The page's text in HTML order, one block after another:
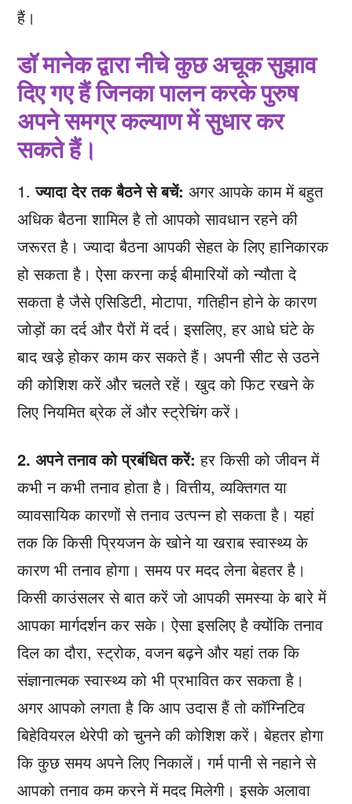
हैं।
डॉ मानेक द्वारा नीचे कुछ अचूक सुझाव
दिए गए हैं जिनका पालन करके पुरुष
अपने समग्र कल्याण में सुधार कर
सकते हैं।
1.ज्यादा देर तक बैठने से बचें: अगर आपके काम में बहुत
अधिक बैठना शामिल है तो आपको सावधान रहने की
जरूरत है। ज्यादा बैठना आपकी सेहत के लिए हानिकारक
हो सकता है। ऐसा करना कई बीमारियों को न्यौता दे
सकता है जैसे एसिडिटी, मोटापा, गतिहीन होने के कारण
जोड़ों का दर्द और पैरों में दर्द। इसलिए, हर आधे घंटे के
बाद खड़े होकर काम कर सकते हैं। अपनी सीट से उठने
की कोशिश करें और चलते रहें। खुद को फिट रखने के
लिए नियमित ब्रेक लें और स्ट्रेचिंग करें।
2. अपने तनाव को प्रबंधित करें: हर किसी को जीवन में
कभी न कभी तनाव होता है। वित्तीय, व्यक्तिगत या
व्यावसायिक कारणों से तनाव उत्पन्न हो सकता है। यहां
तक ​​कि किसी प्रियजन के खोने या खराब स्वास्थ्य के
कारण भी तनाव होगा। समय पर मदद लेना बेहतर है।
किसी काउंसलर से बात करें जो आपकी समस्या के बारे में
आपका मार्गदर्शन कर सके। ऐसा इसलिए है क्योंकि तनाव
दिल का दौरा, स्ट्रोक, वजन बढ़ने और यहां तक ​​कि
संज्ञानात्मक स्वास्थ्य को भी प्रभावित कर सकता है।
अगर आपको लगता है कि आप उदास हैं तो कॉग्निटिव
बिहेवियरल थेरेपी को चुनने की कोशिश करें। बेहतर होगा
कि कुछ समय अपने लिए निकालें। गर्म पानी से नहाने से
आपको तनाव कम करने में मदद मिलेगी। इसके अलावा